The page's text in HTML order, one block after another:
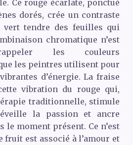
Ce rouge écarlate, ponctué
dorés, crée un contraste
vert tendre des feuilles qui
chromatique n’est
les couleurs
les peintres utilisent pour
d’énergie. La fraise
vibration du rouge qui,
traditionnelle, stimule
la passion et ancre
le moment présent. Ce n’est
fruit est associé à l’amour et